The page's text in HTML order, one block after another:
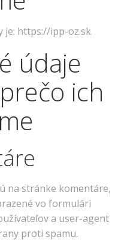
je: https://ipp-oz.sk.
údaje
ich
na stránke komentáre,
vo formulári
a user-agent
proti spamu.